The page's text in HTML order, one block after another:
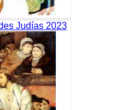
Judías 2023